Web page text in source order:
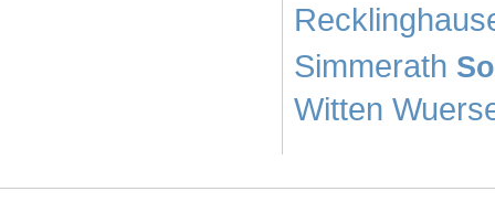
Simmerath
Witten